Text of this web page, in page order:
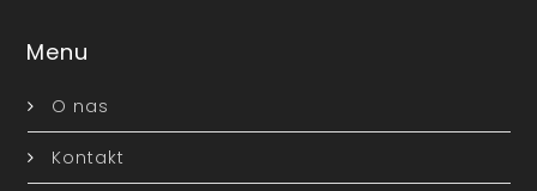
Menu
O nas
Kontakt